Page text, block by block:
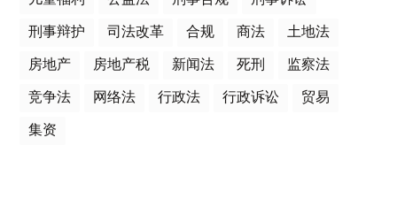
刑事辩护
司法改革 合规 商法
土地法
房地产
房地产税 新闻法 死刑
监察法
竞争法
网络法 行政法 行政诉讼
贸易
集资